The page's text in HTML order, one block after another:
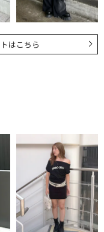
はこちら